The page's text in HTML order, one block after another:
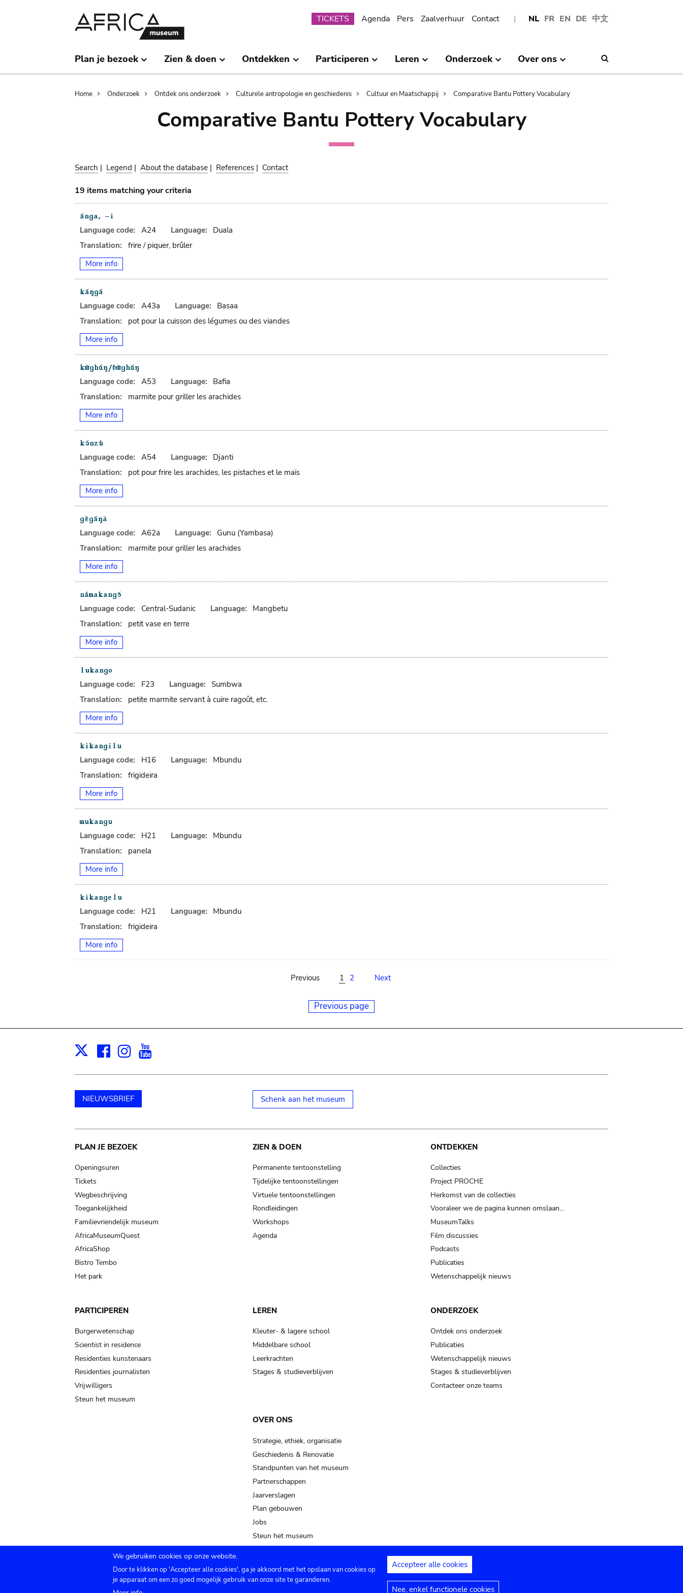
NL FR EN DE 中文
Submenu
TICKETS Agenda Pers Zaalverhuur Contact
Plan je bezoek Zien & doen Ontdekken Participeren Leren Onderzoek Over ons
Breadcrumb
Home Onderzoek Ontdek ons onderzoek Culturele antropologie en geschiedenis Cultuur en Maatschappij Comparative Bantu Pottery Vocabulary
Comparative Bantu Pottery Vocabulary
Search | Legend | About the database | References | Contact
19 items matching your criteria
Language code: A24 Language:
Duala
Translation:
frire / piquer, brûler
More info
Language code: A43a Language:
Basaa
Translation:
pot pour la cuisson des légumes ou des viandes
More info
Language code: A53 Language:
Bafia
Translation:
marmite pour griller les arachides
More info
Language code: A54 Language:
Djanti
Translation:
pot pour frire les arachides, les pistaches et le maïs
More info
Language code: A62a Language:
Gunu (Yambasa)
Translation:
marmite pour griller les arachides
More info
Language code: Central-Sudanic Language:
Mangbetu
Translation:
petit vase en terre
More info
Language code: F23 Language: Sumbwa
Translation:
petite marmite servant à cuire ragoût, etc.
More info
Language code: H16 Language:
Mbundu
Translation:
frigideira
More info
Language code: H21 Language:
Mbundu
Translation:
panela
More info
Language code: H21 Language:
Mbundu
Translation:
frigideira
More info
Previous 1 2 Next
Previous page
X Facebook
Instagram
NIEUWSBRIEF Schenk aan het museum
Main
navigation
PLAN JE BEZOEK
Openingsuren
Tickets
Wegbeschrijving
Toegankelijkheid
Familievriendelijk museum
AfricaMuseumQuest
AfricaShop
Bistro Tembo
Het park
ZIEN & DOEN
Permanente tentoonstelling
Tijdelijke tentoonstellingen
Virtuele tentoonstellingen
Rondleidingen
Workshops
Agenda
ONTDEKKEN
Collecties
Project PROCHE
Herkomst van de collecties
Vooraleer we de pagina kunnen omslaan…
MuseumTalks
Film discussies
Podcasts
Publicaties
Wetenschappelijk nieuws
PARTICIPEREN
Burgerwetenschap
Scientist in residence
Residenties kunstenaars
Residenties journalisten
Vrijwilligers
Steun het museum
LEREN
Kleuter- & lagere school
Middelbare school
Leerkrachten
Stages & studieverblijven
ONDERZOEK
Ontdek ons onderzoek
Publicaties
Wetenschappelijk nieuws
Stages & studieverblijven
Contacteer onze teams
OVER ONS
Strategie, ethiek, organisatie
Geschiedenis & Renovatie
Standpunten van het museum
Partnerschappen
Jaarverslagen
Plan gebouwen
Jobs
Steun het museum
Submenu
Agenda Pers Zaalverhuur Contact Privacy instellingen Juridische mededelingen
We gebruiken cookies op onze website.
Door te klikken op 'Accepteer alle cookies', ga je akkoord met het opslaan van cookies op
je apparaat om een zo goed mogelijk gebruik van onze site te garanderen.
Accepteer alle cookies
Nee, enkel functionele cookies